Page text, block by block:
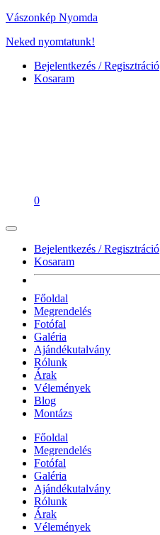
Vászonkép Nyomda
Neked nyomtatunk!
Bejelentkezés / Regisztráció
Kosaram
0
Bejelentkezés / Regisztráció
Kosaram
Főoldal
Megrendelés
Fotófal
Galéria
Ajándékutalvány
Rólunk
Árak
Vélemények
Blog
Montázs
Főoldal
Megrendelés
Fotófal
Galéria
Ajándékutalvány
Rólunk
Árak
Vélemények